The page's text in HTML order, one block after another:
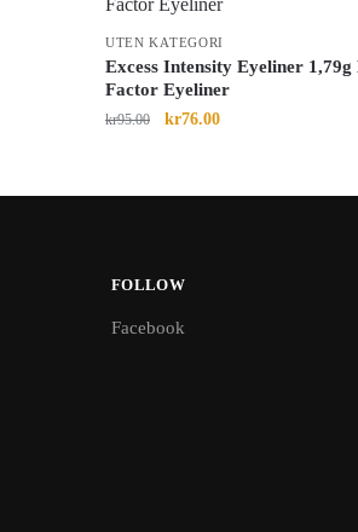
UTEN KATEGORI
Excess Intensity Eyeliner 1,79g
Factor Eyeliner
kr95.00 kr76.00
FOLLOW
Facebook